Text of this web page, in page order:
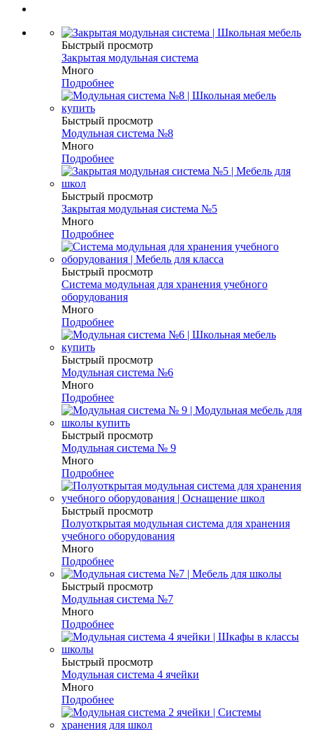
Быстрый просмотр
Закрытая модульная система
Много
Подробнее
Быстрый просмотр
Модульная система №8
Много
Подробнее
Быстрый просмотр
Закрытая модульная система №5
Много
Подробнее
Быстрый просмотр
Система модульная для хранения учебного
оборудования
Много
Подробнее
Быстрый просмотр
Модульная система №6
Много
Подробнее
Быстрый просмотр
Модульная система № 9
Много
Подробнее
Быстрый просмотр
Полуоткрытая модульная система для хранения
учебного оборудования
Много
Подробнее
Быстрый просмотр
Модульная система №7
Много
Подробнее
Быстрый просмотр
Модульная система 4 ячейки
Много
Подробнее